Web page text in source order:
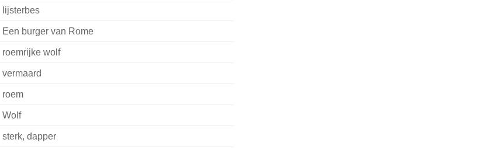
lijsterbes
Een burger van Rome
roemrijke wolf
vermaard
roem
Wolf
sterk, dapper